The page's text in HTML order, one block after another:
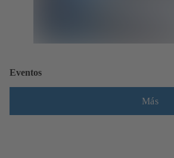
Eventos
Más